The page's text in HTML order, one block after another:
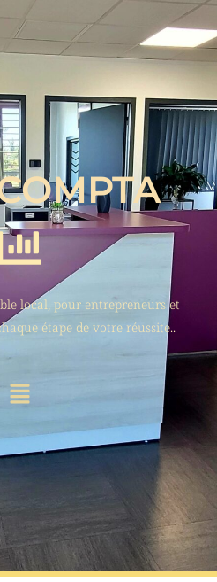
local, pour entrepreneurs et
étape de votre réussite..